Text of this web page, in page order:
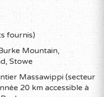
fournis)
Mountain,
Stowe
Massawippi (secteur
20 km accessible à